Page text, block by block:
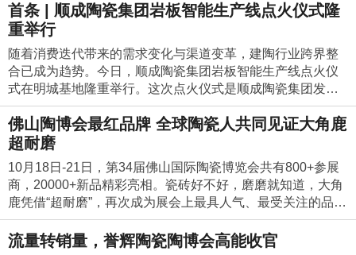
力支持。网络投票已在进行中！往届回顾:2017陶瓷卫浴十大
品牌颁奖典礼在佛山中欧国际会议中心隆重举行。活动改变
以往的常规颁奖模式，获奖品牌作为主角，品牌代表都是一
一上台领奖并发表感言；场外设有媒体专访区，为每个获奖
品牌做深度采访；活动取消常规的晚宴，将晚宴费用折现，
以获奖品牌的名义捐赠给自闭症孩子的治疗教室一间。4月2
日又刚好是第十届联合国关爱自闭症日，也使得这一举动更
有意义；活动的获奖奖杯，全部采用南风古灶龙窑柴烧，每
个奖杯都是独一无二的艺术品，极具收藏价值。2018陶瓷卫
浴十大品牌颁奖典礼在G20峰会会场，杭州国际博览中心隆
重举办。活动组委会特意安排了参会嘉宾走进世界名企阿里
巴巴进行学习与交流，零距离感受了阿里创新文化与自由开
放的办公空间，了解了阿里巴巴在企业文化和管理方式的创
新举措。2019陶瓷卫浴十大品牌颁奖典礼在广州白云国际会
首条 | 顺成陶瓷集团岩板智能生产线点火仪式隆
重举行
随着消费迭代带来的需求变化与渠道变革，建陶行业跨界整
合已成为趋势。今日，顺成陶瓷集团岩板智能生产线点火仪
式在明城基地隆重举行。这次点火仪式是顺成陶瓷集团发展
历程中的一大盛事，预示着顺成向成为“世界领先的建陶集
团”又迈出成功的一大步。顺成陶瓷集团董事长梁有福、总裁
梁德云、副总裁程达光、董事长助理兼采购总监梁惠仪、执
行董事梁德铖、明城基地生产总经理刘建新、董事长助理兼
行政总经理霍建荣、三洲基地生产总经理霍德炽、三洲基地
副总经理霍树勋、董事长助理葛藤生、董事长助理张海军、
董事长助理黄河、顺辉岩板总经理梁荣群、明城基地烧成部
各管理层代表出席了此次点火仪式，共同见证这一历史性时
佛山陶博会最红品牌 全球陶瓷人共同见证大角鹿
超耐磨
10月18日-21日，第34届佛山国际陶瓷博览会共有800+参展
商，20000+新品精彩亮相。瓷砖好不好，磨磨就知道，大角
鹿凭借“超耐磨”，再次成为展会上最具人气、最受关注的品
牌。大角鹿展位人气爆满大角鹿董事长南顺芝与陶瓷工业协
会副理事长兼秘书长侯文全（中）在大角鹿展位合影。大角
流量转销量，誉辉陶瓷陶博会高能收官